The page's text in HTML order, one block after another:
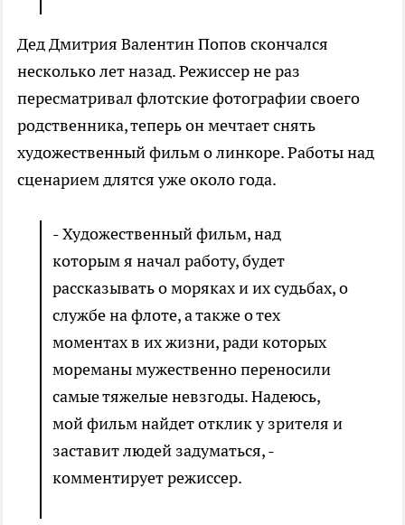
Дед Дмитрия Валентин Попов скончался
несколько лет назад. Режиссер не раз
пересматривал флотские фотографии своего
родственника, теперь он мечтает снять
художественный фильм о линкоре. Работы над
сценарием длятся уже около года.
- Художественный фильм, над
которым я начал работу, будет
рассказывать о моряках и их судьбах, о
службе на флоте, а также о тех
моментах в их жизни, ради которых
мореманы мужественно переносили
самые тяжелые невзгоды. Надеюсь,
мой фильм найдет отклик у зрителя и
заставит людей задуматься, -
комментирует режиссер.